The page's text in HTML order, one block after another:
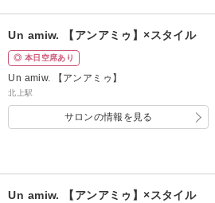
Un amiw. 【アンアミゥ】×スタイル
◎ 本日空席あり
Un amiw. 【アンアミゥ】
北上駅
サロンの情報を見る
Un amiw. 【アンアミゥ】×スタイル